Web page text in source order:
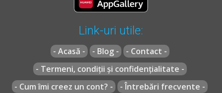
Link-uri utile:
- Acasă - - Blog -
- Contact -
- Termeni, condiții și confidențialitate -
- Cum îmi creez un cont? -
- Întrebări frecvente -